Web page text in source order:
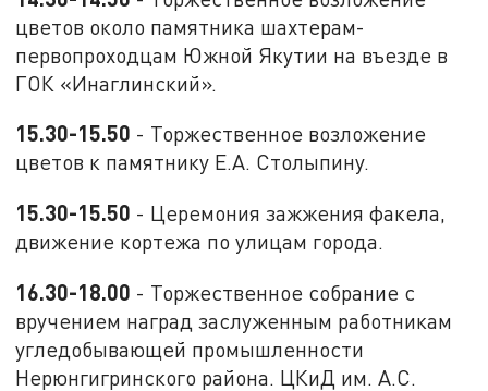
цветов около памятника шахтерам-
первопроходцам Южной Якутии на въезде в
ГОК «Инаглинский».
15.30-15.50 - Торжественное возложение
цветов к памятнику Е.А. Столыпину.
15.30-15.50 - Церемония зажжения факела,
движение кортежа по улицам города.
16.30-18.00 - Торжественное собрание с
вручением наград заслуженным работникам
угледобывающей промышленности
Нерюнгигринского района. ЦКиД им. А.С.